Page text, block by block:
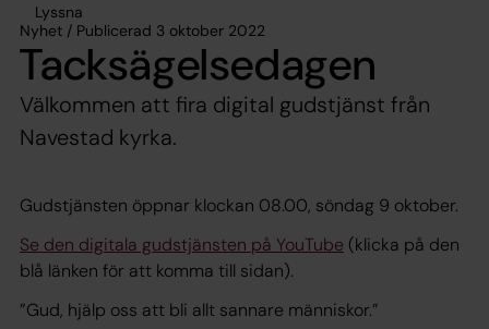
Lyssna
Nyhet / Publicerad 3 oktober 2022
Tacksägelsedagen
Välkommen att fira digital gudstjänst från
Navestad kyrka.
Gudstjänsten öppnar klockan 08.00, söndag 9 oktober.
Se den digitala gudstjänsten på YouTube (klicka på den
blå länken för att komma till sidan).
”Gud, hjälp oss att bli allt sannare människor.”